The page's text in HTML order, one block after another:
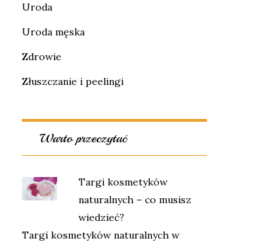
Uroda
Uroda męska
Zdrowie
Złuszczanie i peelingi
Warto przeczytać
Targi kosmetyków
naturalnych – co musisz
wiedzieć?
Targi kosmetyków naturalnych w